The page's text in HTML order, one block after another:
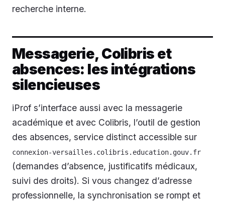
recherche interne.
Messagerie, Colibris et
absences: les intégrations
silencieuses
iProf s’interface aussi avec la messagerie
académique et avec Colibris, l’outil de gestion
des absences, service distinct accessible sur
connexion-versailles.colibris.education.gouv.fr
(demandes d’absence, justificatifs médicaux,
suivi des droits). Si vous changez d’adresse
professionnelle, la synchronisation se rompt et